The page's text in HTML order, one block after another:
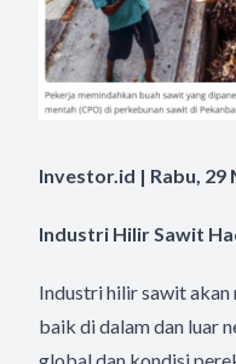
Investor.id | Rabu, 29
Industri Hilir Sawit
Industri hilir sawit
baik di dalam dan luar